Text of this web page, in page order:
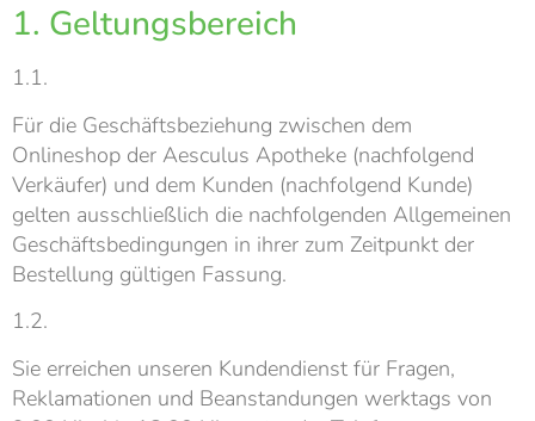
1. Geltungsbereich
1.1.
Für die Geschäftsbeziehung zwischen dem
Onlineshop der Aesculus Apotheke (nachfolgend
Verkäufer) und dem Kunden (nachfolgend Kunde)
gelten ausschließlich die nachfolgenden Allgemeinen
Geschäftsbedingungen in ihrer zum Zeitpunkt der
Bestellung gültigen Fassung.
1.2.
Sie erreichen unseren Kundendienst für Fragen,
Reklamationen und Beanstandungen werktags von